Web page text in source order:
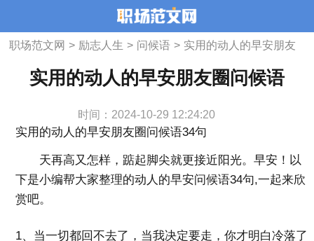
职场范文网 > 励志人生 > 问候语 > 实用的动人的早安朋友
圈问候语
实用的动人的早安朋友圈问候语
时间：2024-10-29 12:24:20
实用的动人的早安朋友圈问候语34句
天再高又怎样，踮起脚尖就更接近阳光。早安！以
下是小编帮大家整理的动人的早安问候语34句,一起来欣
赏吧。
1、当一切都回不去了，当我决定要走，你才明白冷落了